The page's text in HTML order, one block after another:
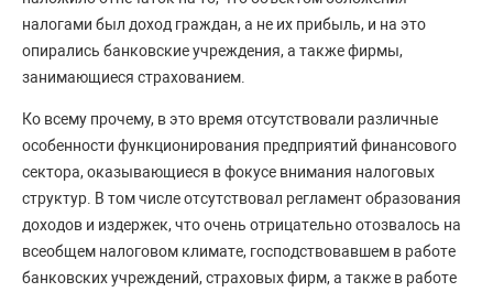
налогами был доход граждан, а не их прибыль, и на это
опирались банковские учреждения, а также фирмы,
занимающиеся страхованием.
Ко всему прочему, в это время отсутствовали различные
особенности функционирования предприятий финансового
сектора, оказывающиеся в фокусе внимания налоговых
структур. В том числе отсутствовал регламент образования
доходов и издержек, что очень отрицательно отозвалось на
всеобщем налоговом климате, господствовавшем в работе
банковских учреждений, страховых фирм, а также в работе